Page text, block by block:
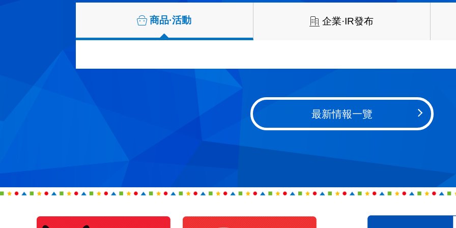
商品·活動 企業·IR發布
最新情報一覽